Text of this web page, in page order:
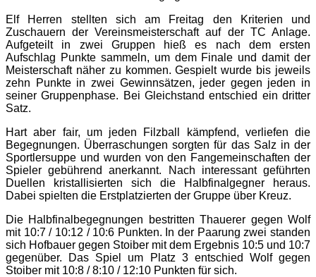
Elf Herren stellten sich am Freitag den Kriterien und
Zuschauern der Vereinsmeisterschaft auf der TC Anlage.
Aufgeteilt in zwei Gruppen hieß es nach dem ersten
Aufschlag Punkte sammeln, um dem Finale und damit der
Meisterschaft näher zu kommen. Gespielt wurde bis jeweils
zehn Punkte in zwei Gewinnsätzen, jeder gegen jeden in
seiner Gruppenphase. Bei Gleichstand entschied ein dritter
Satz.
Hart aber fair, um jeden Filzball kämpfend, verliefen die
Begegnungen. Überraschungen sorgten für das Salz in der
Sportlersuppe und wurden von den Fangemeinschaften der
Spieler gebührend anerkannt. Nach interessant geführten
Duellen kristallisierten sich die Halbfinalgegner heraus.
Dabei spielten die Erstplatzierten der Gruppe über Kreuz.
Die Halbfinalbegegnungen bestritten Thauerer gegen Wolf
mit 10:7 / 10:12 / 10:6 Punkten. In der Paarung zwei standen
sich Hofbauer gegen Stoiber mit dem Ergebnis 10:5 und 10:7
gegenüber. Das Spiel um Platz 3 entschied Wolf gegen
Stoiber mit 10:8 / 8:10 / 12:10 Punkten für sich.